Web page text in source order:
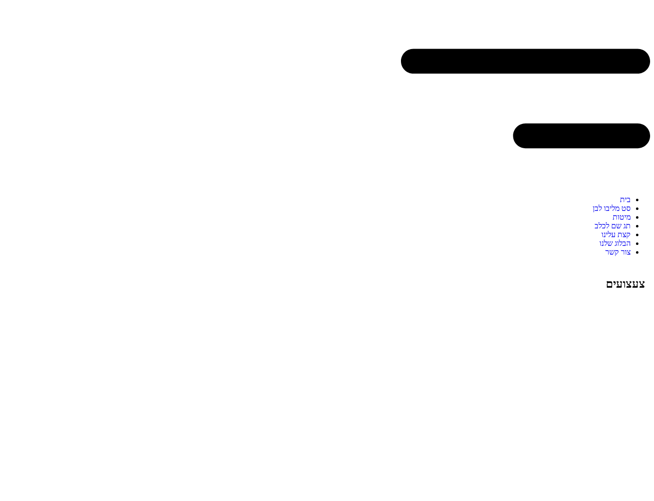
בית
סט מליבו לבן
מיטות
תג שם לכלב
קצת עלינו
הבלוג שלנו
צור קשר
צעצועים